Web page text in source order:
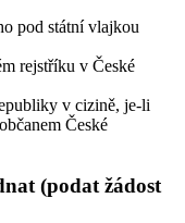
pod státní vlajkou
rejstříku v České
v cizině, je-li
České
(podat žádost